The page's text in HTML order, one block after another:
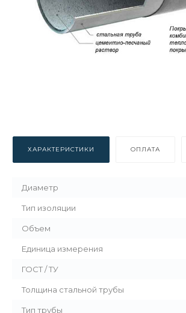
ХАРАКТЕРИСТИКИ ОПЛАТА
Диаметр
Тип изоляции
Объем
Единица измерения
ГОСТ / ТУ
Толщина стальной трубы
Тип трубы